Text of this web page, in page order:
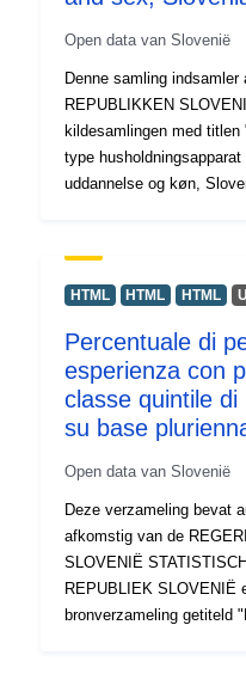
Open data van Slovenië
Denne samling
REPUBLIKKEN
kildesamlingen med
type
uddannelse og køn, Slovenien,
for indsigt og udvælgelse
Win-programmet, som
udskriftsformatet og
samt se og udskrive
nogle grundlæggende
repræsentationer.
HTML HTML HTML
Percentuale di
esperienza con
classe quintile di
su base
Open data van Slovenië
Deze verzameling bevat
afkomstig van de
SLOVENIË
REPUBLIEK SLOVENIË
bronverzameling getiteld